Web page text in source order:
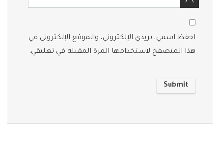
احفظ اسمي، بريدي الإلكتروني، والموقع الإلكتروني في
هذا المتصفح لاستخدامها المرة المقبلة في تعليقي.